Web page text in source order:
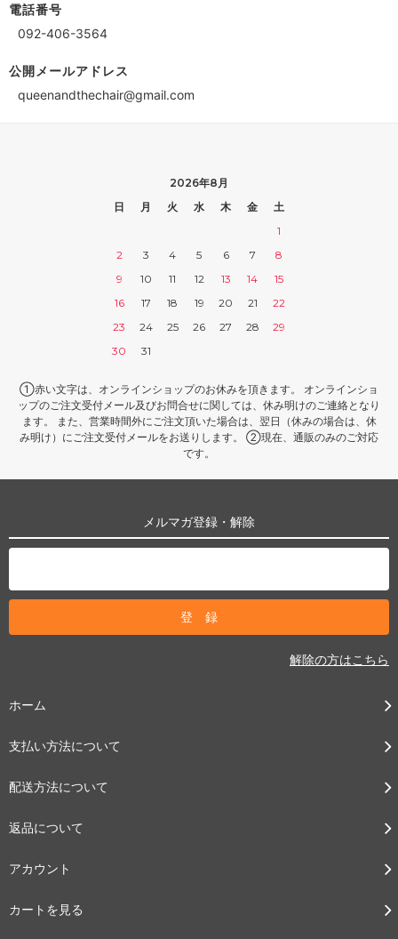
電話番号
092-406-3564
公開メールアドレス
queenandthechair@gmail.com
2026年8月
日
月 火 水 木 金
土
1
2
3 4 5 6 7
8
9
10 11 12 13 14
15
16
17 18 19 20 21
22
23
24 25 26 27 28
29
30
31
①赤い文字は、オンラインショップのお休みを頂きます。 オンラインショ
ップのご注文受付メール及びお問合せに関しては、休み明けのご連絡となり
ます。 また、営業時間外にご注文頂いた場合は、翌日（休みの場合は、休
み明け）にご注文受付メールをお送りします。 ②現在、通販のみのご対応
です。
メルマガ登録・解除
解除の方はこちら
ホーム
支払い方法について
配送方法について
返品について
アカウント
カートを見る